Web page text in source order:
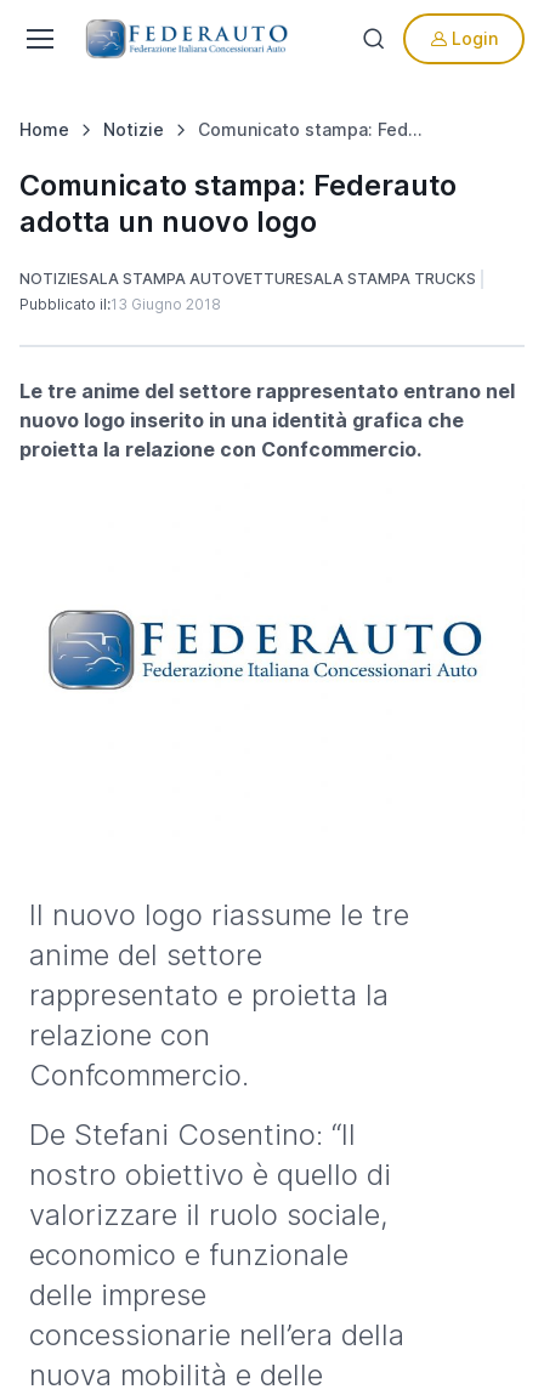
Login
Home Notizie Comunicato stampa: Federauto adotta un nuovo logo
Comunicato stampa: Federauto
adotta un nuovo logo
NOTIZIESALA STAMPA AUTOVETTURESALA STAMPA TRUCKS
Pubblicato il:13 Giugno 2018
Le tre anime del settore rappresentato entrano nel
nuovo logo inserito in una identità grafica che
proietta la relazione con Confcommercio.
Il nuovo logo riassume le tre
anime del settore
rappresentato e proietta la
relazione con
Confcommercio.
De Stefani Cosentino: “Il
nostro obiettivo è quello di
valorizzare il ruolo sociale,
economico e funzionale
delle imprese
concessionarie nell’era della
nuova mobilità e delle